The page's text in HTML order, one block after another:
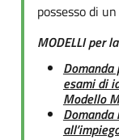
possesso di
MODELLI per
Domanda
esami di
Modello